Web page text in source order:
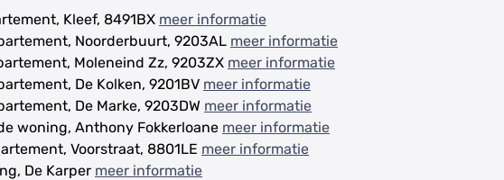
Kleef, 8491BX meer informatie
Noorderbuurt, 9203AL meer informatie
Moleneind Zz, 9203ZX meer informatie
De Kolken, 9201BV meer informatie
De Marke, 9203DW meer informatie
woning, Anthony Fokkerloane meer informatie
Voorstraat, 8801LE meer informatie
De Karper meer informatie